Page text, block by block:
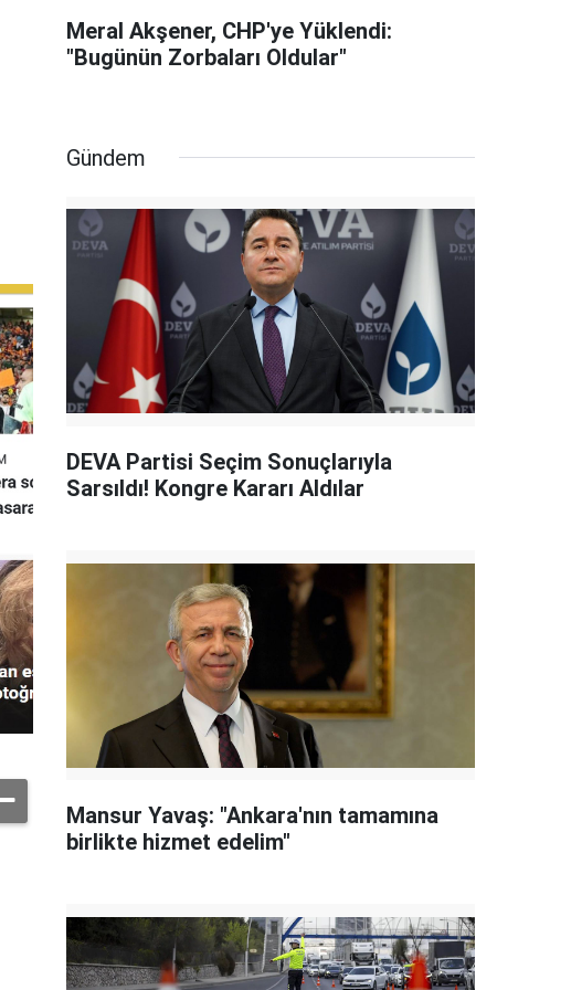
Meral Akşener, CHP'ye Yüklendi:
"Bugünün Zorbaları Oldular"
Gündem
DEVA Partisi Seçim Sonuçlarıyla
Sarsıldı! Kongre Kararı Aldılar
Mansur Yavaş: "Ankara'nın tamamına
birlikte hizmet edelim"